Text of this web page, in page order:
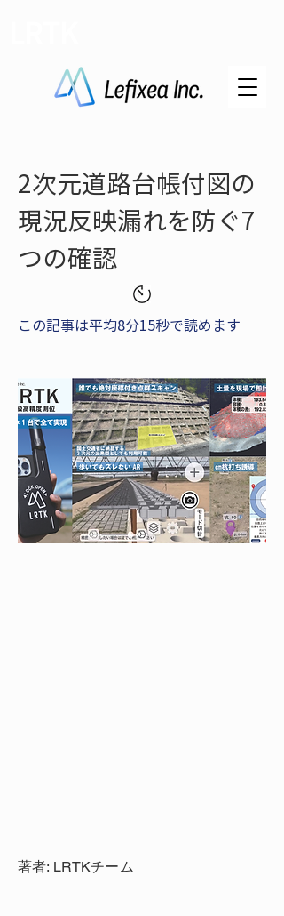
2次元道路台帳付図の
現況反映漏れを防ぐ7
つの確認
この記事は平均8分15秒で読めます
著者: LRTKチーム